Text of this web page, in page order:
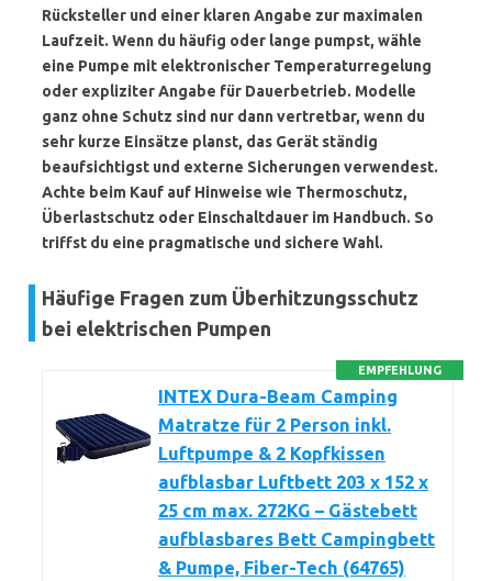
Rücksteller und einer klaren Angabe zur maximalen
Laufzeit. Wenn du häufig oder lange pumpst, wähle
eine Pumpe mit elektronischer Temperaturregelung
oder expliziter Angabe für Dauerbetrieb. Modelle
ganz ohne Schutz sind nur dann vertretbar, wenn du
sehr kurze Einsätze planst, das Gerät ständig
beaufsichtigst und externe Sicherungen verwendest.
Achte beim Kauf auf Hinweise wie Thermoschutz,
Überlastschutz oder Einschaltdauer im Handbuch. So
triffst du eine pragmatische und sichere Wahl.
Häufige Fragen zum Überhitzungsschutz
bei elektrischen Pumpen
EMPFEHLUNG
INTEX Dura-Beam Camping
Matratze für 2 Person inkl.
Luftpumpe & 2 Kopfkissen
aufblasbar Luftbett 203 x 152 x
25 cm max. 272KG – Gästebett
aufblasbares Bett Campingbett
& Pumpe, Fiber-Tech (64765)